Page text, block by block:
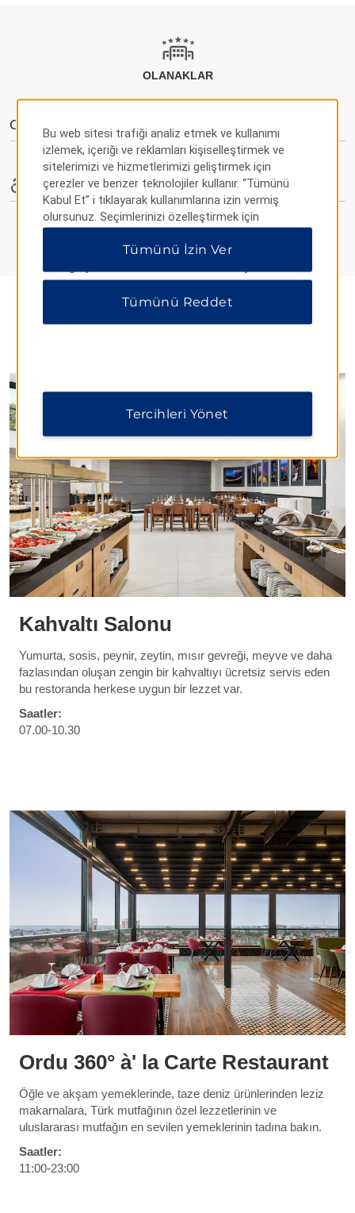
OLANAKLAR
Otel Olanakları
Engellilere Yönelik Olanaklar
Kahvaltı Salonu
Yumurta, sosis, peynir, zeytin, mısır gevreği, meyve ve daha
fazlasından oluşan zengin bir kahvaltıyı ücretsiz servis eden
bu restoranda herkese uygun bir lezzet var.
Saatler:
07.00-10.30
Ordu 360° à' la Carte Restaurant
Öğle ve akşam yemeklerinde, taze deniz ürünlerinden leziz
makarnalara, Türk mutfağının özel lezzetlerinin ve
uluslararası mutfağın en sevilen yemeklerinin tadına bakın.
Saatler:
11:00-23:00
Bu web sitesi trafiği analiz etmek ve kullanımı
izlemek, içeriği ve reklamları kişiselleştirmek ve
sitelerimizi ve hizmetlerimizi geliştirmek için
çerezler ve benzer teknolojiler kullanır. “Tümünü
Kabul Et” i tıklayarak kullanımlarına izin vermiş
olursunuz. Seçimlerinizi özelleştirmek için
“Tercihleri Yönet” veya yalnızca gerekli çerezlere
izin vermek için “Tümünü Reddet” i tıklayabilirsiniz.
Tümünü İzin Ver
Tümünü Reddet
Tercihleri Yönet